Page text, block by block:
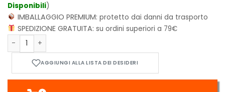
Disponibili)
IMBALLAGGIO PREMIUM:protetto dai danni da trasporto
SPEDIZIONE GRATUITA:su ordini superiori a 79€
Funko POP! TV: Peacemaker - Eagly 1236 quantità